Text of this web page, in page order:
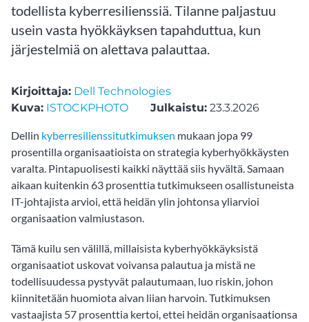
todellista kyberresilienssiä. Tilanne paljastuu
usein vasta hyökkäyksen tapahduttua, kun
järjestelmiä on alettava palauttaa.
Kirjoittaja: Dell Technologies
Kuva: ISTOCKPHOTO Julkaistu: 23.3.2026
Dellin kyberresilienssitutkimuksen mukaan jopa 99
prosentilla organisaatioista on strategia kyberhyökkäysten
varalta. Pintapuolisesti kaikki näyttää siis hyvältä. Samaan
aikaan kuitenkin 63 prosenttia tutkimukseen osallistuneista
IT-johtajista arvioi, että heidän ylin johtonsa yliarvioi
organisaation valmiustason.
Tämä kuilu sen välillä, millaisista kyberhyökkäyksistä
organisaatiot uskovat voivansa palautua ja mistä ne
todellisuudessa pystyvät palautumaan, luo riskin, johon
kiinnitetään huomiota aivan liian harvoin. Tutkimuksen
vastaajista 57 prosenttia kertoi, ettei heidän organisaationsa